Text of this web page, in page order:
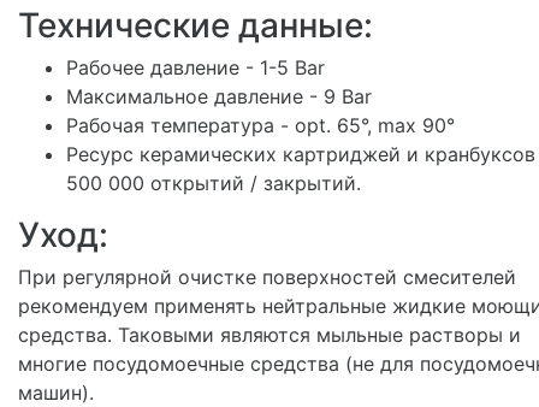
Технические данные:
Рабочее давление - 1-5 Bar
Максимальное давление - 9 Bar
Рабочая температура - opt. 65°, max 90°
Ресурс керамических картриджей и
500 000 открытий / закрытий.
Уход:
При регулярной очистке поверхностей смесителей
рекомендуем применять нейтральные жидкие
средства. Таковыми являются мыльные растворы и
многие посудомоечные средства (не для
машин).